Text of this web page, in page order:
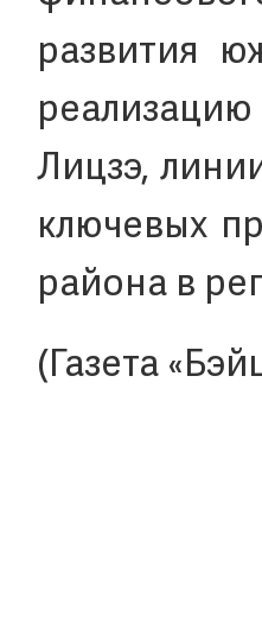
развития
реализацию
Лицзэ,
ключевых
района в
(Газета